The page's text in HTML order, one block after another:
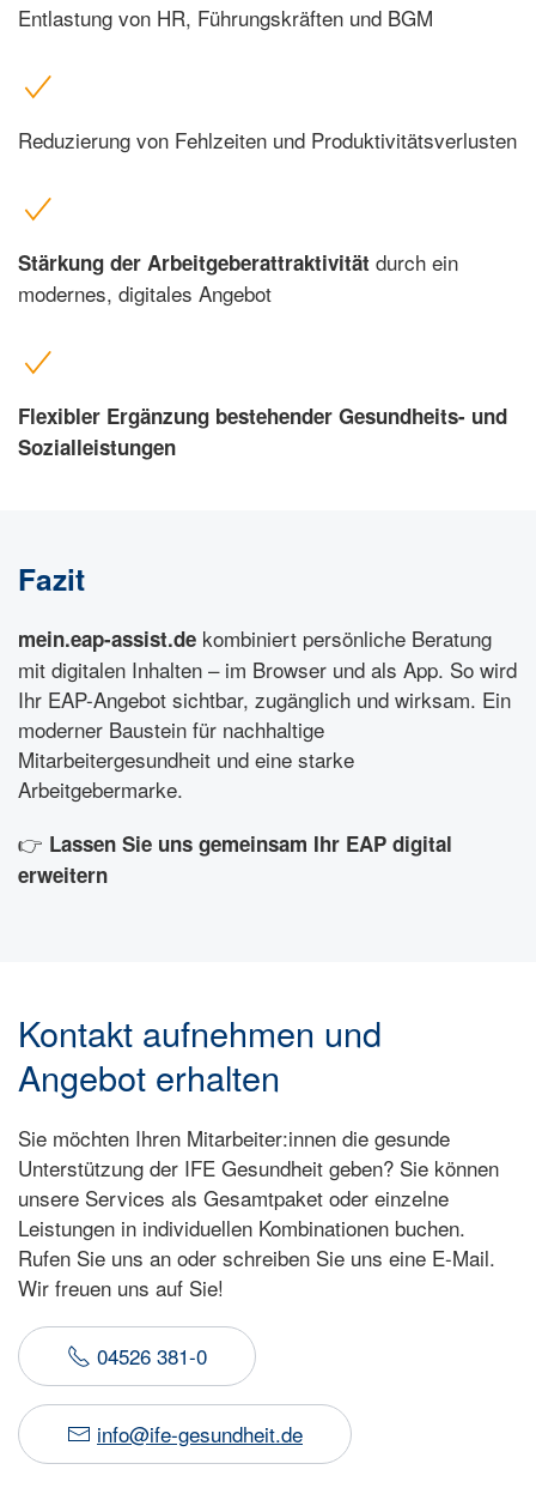
Entlastung von HR, Führungskräften und BGM
Reduzierung von Fehlzeiten und Produktivitätsverlusten
Stärkung der Arbeitgeberattraktivität durch ein
modernes, digitales Angebot
Flexibler Ergänzung bestehender Gesundheits- und
Sozialleistungen
Fazit
mein.eap-assist.de kombiniert persönliche Beratung
mit digitalen Inhalten – im Browser und als App. So wird
Ihr EAP-Angebot sichtbar, zugänglich und wirksam. Ein
moderner Baustein für nachhaltige
Mitarbeitergesundheit und eine starke
Arbeitgebermarke.
👉 Lassen Sie uns gemeinsam Ihr EAP digital
erweitern
Kontakt aufnehmen und
Angebot erhalten
Sie möchten Ihren Mitarbeiter:innen die gesunde
Unterstützung der IFE Gesundheit geben? Sie können
unsere Services als Gesamtpaket oder einzelne
Leistungen in individuellen Kombinationen buchen.
Rufen Sie uns an oder schreiben Sie uns eine E-Mail.
Wir freuen uns auf Sie!
04526 381-0
info@ife-gesundheit.de